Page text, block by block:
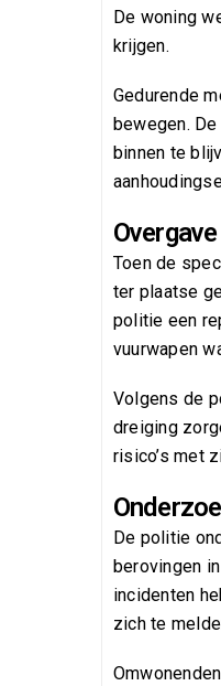
De woning
krijgen.
Gedurende
bewegen.
binnen te
Toen de
ter plaatse
politie een
vuurwapen
Volgens de
dreiging
risico’s met
De politie
berovingen
incidenten
zich te